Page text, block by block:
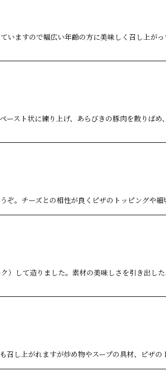
絞り込む
ますので幅広い年齢の方に美味しく召し上が
スト状に練り上げ、あらびきの豚肉を散りば
。チーズとの相性が良くピザのトッピングや細
して造りました。素材の美味しさを引き出し
し上がれますが炒め物やスープの具材、ピザの